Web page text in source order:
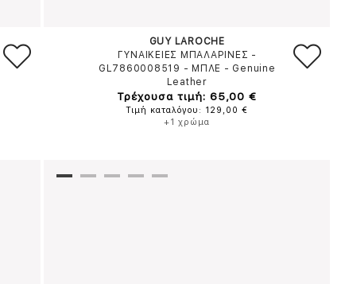
GUY LAROCHE
ΓΥΝΑΙΚΕΙΕΣ ΜΠΑΛΑΡΙΝΕΣ -
GL7860008519 - ΜΠΛΕ - Genuine
Leather
Τρέχουσα τιμή: 65,00 €
Τιμή καταλόγου: 129,00 €
+1 χρώμα